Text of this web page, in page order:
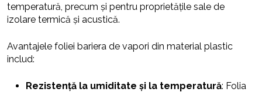
temperatură, precum și pentru proprietățile sale de
izolare termică și acustică.
Avantajele foliei bariera de vapori din material plastic
includ:
Rezistență la umiditate și la temperatură: Folia